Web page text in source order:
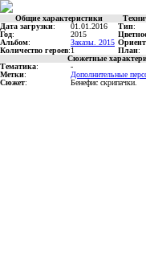
Общие характеристики
Дата загрузки: 01.01.2016 Тип:
Год: 2015
Альбом: Заказы. 2015
Количество героев:1 План:
Сюжетные
Тематика:
-
Метки: Дополнительные
Сюжет: Бенефис скрипачки.